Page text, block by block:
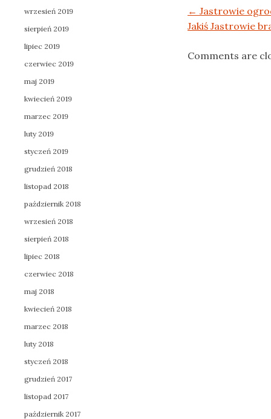
Post navigation
← Jastrowie
Jakiś Jastrowie
Comments are
wrzesień 2019
sierpień 2019
lipiec 2019
czerwiec 2019
maj 2019
kwiecień 2019
marzec 2019
luty 2019
styczeń 2019
grudzień 2018
listopad 2018
październik 2018
wrzesień 2018
sierpień 2018
lipiec 2018
czerwiec 2018
maj 2018
kwiecień 2018
marzec 2018
luty 2018
styczeń 2018
grudzień 2017
listopad 2017
październik 2017